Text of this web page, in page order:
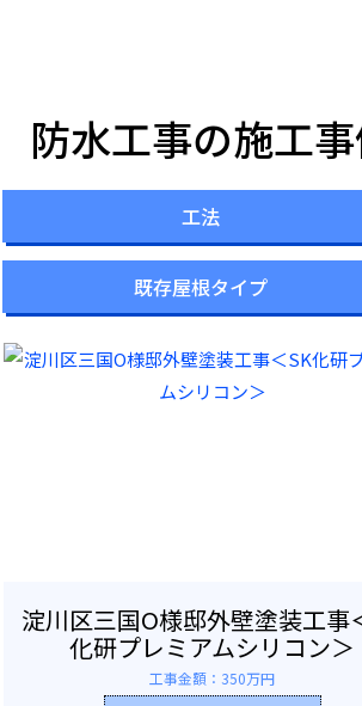
防水工事の施工
工法
既存屋根タイプ
淀川区三国O様邸外壁塗装工事
化研プレミアムシリコン＞
工事金額：350万円